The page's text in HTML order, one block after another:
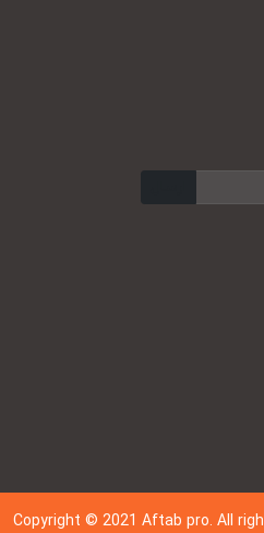
Copyright © 202 1Aftab pro. All